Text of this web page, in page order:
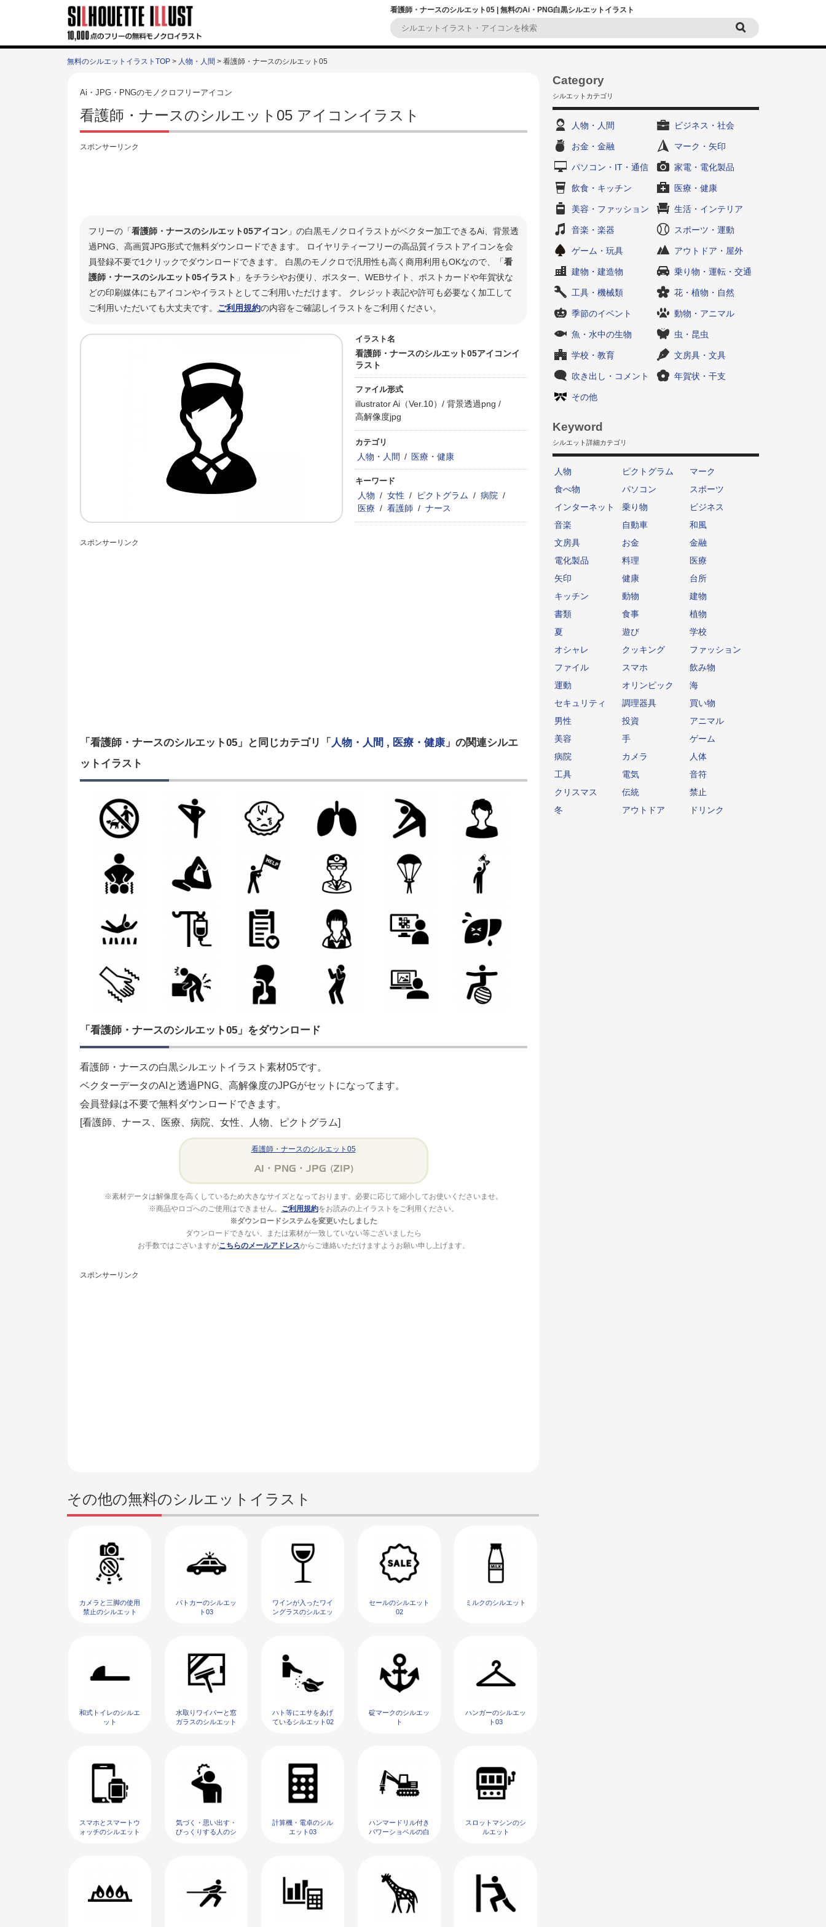
看護師・ナースのシルエット05 | 無料のAi・PNG白黒シルエットイラスト
無料のシルエットイラストTOP > 人物・人間 > 看護師・ナースのシルエット05
Ai・JPG・PNGのモノクロフリーアイコン
看護師・ナースのシルエット05 アイコンイラスト
スポンサーリンク
フリーの「看護師・ナースのシルエット05アイコン」の白黒モノクロイラストがベクター加工できるAi、背景透
過PNG、高画質JPG形式で無料ダウンロードできます。 ロイヤリティーフリーの高品質イラストアイコンを会
員登録不要で1クリックでダウンロードできます。 白黒のモノクロで汎用性も高く商用利用もOKなので、「看
護師・ナースのシルエット05イラスト 」をチラシやお便り、ポスター、WEBサイト、ポストカードや年賀状な
どの印刷媒体にもアイコンやイラストとしてご利用いただけます。 クレジット表記や許可も必要なく加工して
ご利用いただいても大丈夫です。 ご利用規約の内容をご確認しイラストをご利用ください。
イラスト名
看護師・ナースのシルエット05アイコンイ
ラスト
ファイル形式
illustrator Ai（Ver.10）/ 背景透過png /
高解像度jpg
カテゴリ
人物・人間 / 医療・健康
キーワード
人物 / 女性 / ピクトグラム / 病院 /
医療 / 看護師 / ナース
スポンサーリンク
「看護師・ナースのシルエット05」と同じカテゴリ「 人物・人間 , 医療・健康」の関連シルエ
ットイラスト
「看護師・ナースのシルエット05」をダウンロード
看護師・ナースの白黒シルエットイラスト素材05です。
ベクターデータのAIと透過PNG、高解像度のJPGがセットになってます。
会員登録は不要で無料ダウンロードできます。
[看護師、ナース、医療、病院、女性、人物、ピクトグラム]
看護師・ナースのシルエット05
※素材データは解像度を高くしているため大きなサイズとなっております。必要に応じて縮小してお使いくださいませ。
※商品やロゴへのご使用はできません。
ご利用規約をお読みの上イラストをご利用ください。
※ダウンロードシステムを変更いたしました
ダウンロードできない、または素材が一致していない等ございましたら
お手数ではございますがこちらのメールアドレスからご連絡いただけますようお願い申し上げます。
スポンサーリンク
その他の無料のシルエットイラスト
カメラと三脚の使用
禁止のシルエット
パトカーのシルエッ
ト03
ワインが入ったワイ
ングラスのシルエッ
セールのシルエット
02
ミルクのシルエット
和式トイレのシルエ
ット
水取りワイパーと窓
ガラスのシルエット
ハト等にエサをあげ
ているシルエット02
碇マークのシルエッ
ト
ハンガーのシルエッ
ト03
スマホとスマートウ
ォッチのシルエット
気づく・思い出す・
びっくりする人のシ
計算機・電卓のシル
エット03
ハンマードリル付き
パワーショベルの白
スロットマシンのシ
ルエット
Category
シルエットカテゴリ
人物・人間 ビジネス・社会
お金・金融 マーク・矢印
パソコン・IT・通信 家電・電化製品
飲食・キッチン 医療・健康
美容・ファッション 生活・インテリア
音楽・楽器 スポーツ・運動
ゲーム・玩具 アウトドア・屋外
建物・建造物 乗り物・運転・交通
工具・機械類 花・植物・自然
季節のイベント 動物・アニマル
魚・水中の生物 虫・昆虫
学校・教育 文房具・文具
吹き出し・コメント 年賀状・干支
その他
Keyword
シルエット詳細カテゴリ
人物 ピクトグラム
マーク
食べ物
パソコン
スポーツ
インターネット
乗り物
ビジネス
音楽
自動車
和風
文房具
お金
金融
電化製品
料理
医療
矢印
健康
台所
キッチン
動物
建物
書類
食事
植物
夏
遊び
学校
オシャレ
クッキング
ファッション
ファイル
スマホ
飲み物
運動
オリンピック
海
セキュリティ
調理器具
買い物
男性
投資
アニマル
美容
手
ゲーム
病院
カメラ
人体
工具
電気
音符
クリスマス
伝統
禁止
冬
アウトドア ドリンク